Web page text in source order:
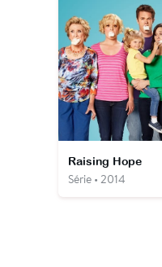
Raising Hope
Série • 2014